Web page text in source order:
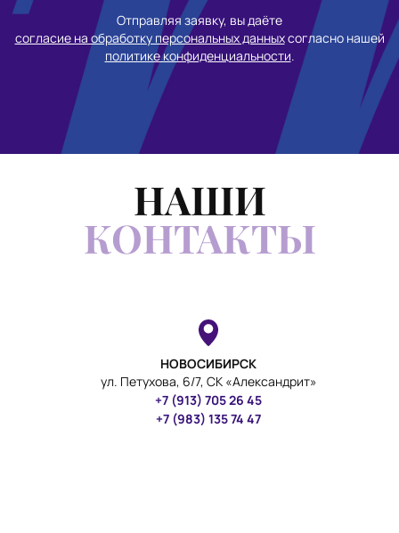
Отправляя заявку, вы даёте
согласие на обработку персональных данныхсогласно нашей
политике конфиденциальности.
НАШИ
КОНТАКТЫ
НОВОСИБИРСК
ул. Петухова, 6/7, СК «Александрит»
+7 (913) 705 26 45
+7 (983) 135 74 47